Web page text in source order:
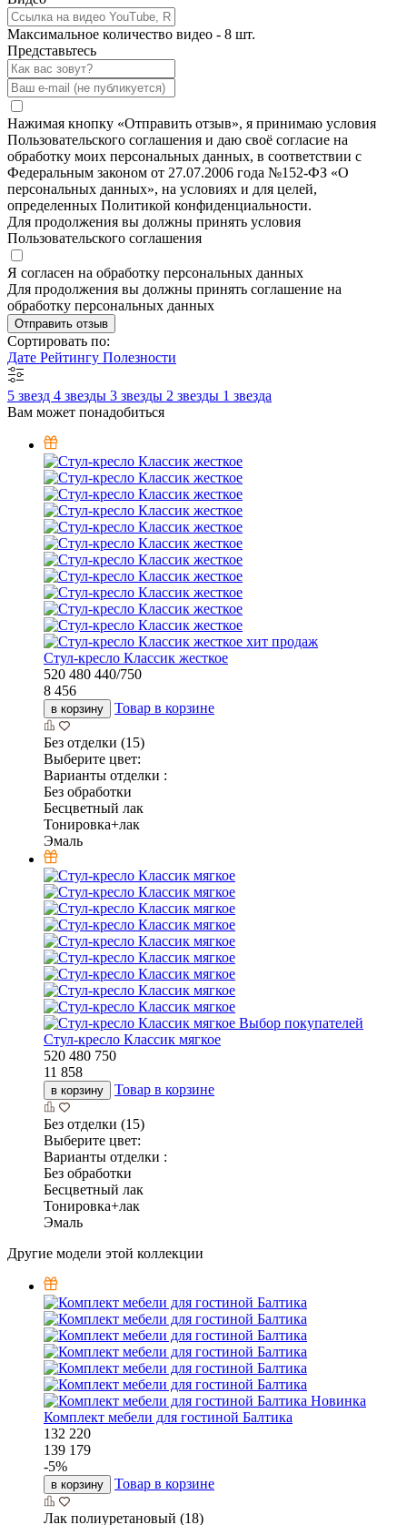
Максимальное количество видео - 8 шт.
Представьтесь
Нажимая кнопку «Отправить отзыв», я принимаю условия
Пользовательского соглашения и даю своё согласие на
обработку моих персональных данных, в соответствии с
Федеральным законом от 27.07.2006 года №152-ФЗ «О
персональных данных», на условиях и для целей,
определенных Политикой конфиденциальности.
Для продолжения вы должны принять условия
Пользовательского соглашения
Я согласен на обработку персональных данных
Для продолжения вы должны принять соглашение на
обработку персональных данных
Отправить отзыв
Сортировать по:
Дате Рейтингу Полезности
5 звезд 4 звезды 3 звезды 2 звезды 1 звезда
Вам может понадобиться
хит продаж
Стул-кресло Классик жесткое
520 480 440/750
8 456
в корзину Товар в корзине
Без отделки (15)
Выберите цвет:
Варианты отделки :
Без обработки
Бесцветный лак
Тонировка+лак
Эмаль
Выбор покупателей
Стул-кресло Классик мягкое
520 480 750
11 858
в корзину Товар в корзине
Без отделки (15)
Выберите цвет:
Варианты отделки :
Без обработки
Бесцветный лак
Тонировка+лак
Эмаль
Другие модели этой коллекции
Новинка
Комплект мебели для гостиной Балтика
132 220
139 179
-5%
в корзину Товар в корзине
Лак полиуретановый (18)